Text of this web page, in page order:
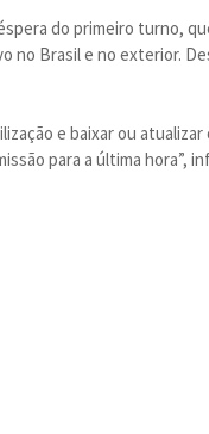
do primeiro turno,
no Brasil e no exterior.
e baixar ou
para a última hora”,